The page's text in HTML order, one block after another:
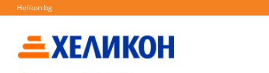
Helikon.bg